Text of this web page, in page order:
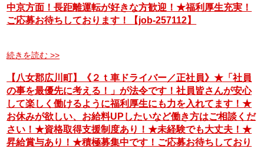
中京方面！長距離運転が好きな方歓迎！★福利厚生充実！
ご応募お待ちしております！【job-257112】
続きを読む >>
【八女郡広川町】《２ｔ車ドライバー／正社員》★「社員
の事を最優先に考える！」が法令です！社員皆さんが安心
して楽しく働けるように福利厚生にも力を入れてます！★
お休みが欲しい、お給料UPしたいなど働き方はご相談くだ
さい！★資格取得支援制度あり！★未経験でも大丈夫！★
昇給賞与あり！★積極募集中です！ご応募お待ちしており